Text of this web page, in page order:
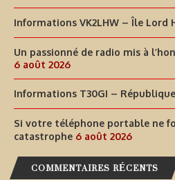
Informations VK2LHW – Île Lord
Un passionné de radio mis à
6 août 2026
Informations T30GI –
Si votre téléphone portable ne
catastrophe 6 août 2026
COMMENTAIRES RÉCENTS